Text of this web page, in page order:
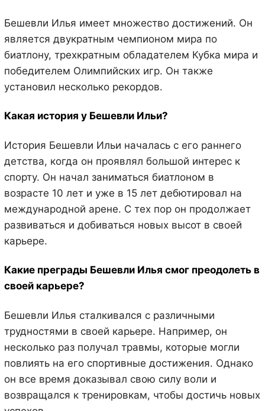
Бешевли Илья имеет множество достижений. Он
является двукратным чемпионом мира по
биатлону, трехкратным обладателем Кубка мира и
победителем Олимпийских игр. Он также
установил несколько рекордов.
Какая история у Бешевли Ильи?
История Бешевли Ильи началась с его раннего
детства, когда он проявлял большой интерес к
спорту. Он начал заниматься биатлоном в
возрасте 10 лет и уже в 15 лет дебютировал на
международной арене. С тех пор он продолжает
развиваться и добиваться новых высот в своей
карьере.
Какие преграды Бешевли Илья смог преодолеть в
своей карьере?
Бешевли Илья сталкивался с различными
трудностями в своей карьере. Например, он
несколько раз получал травмы, которые могли
повлиять на его спортивные достижения. Однако
он все время доказывал свою силу воли и
возвращался к тренировкам, чтобы достичь новых